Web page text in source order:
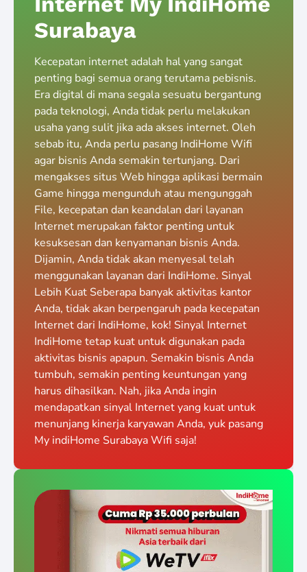
Surabaya
Kecepatan internet adalah hal yang sangat
penting bagi semua orang terutama pebisnis.
Era digital di mana segala sesuatu bergantung
pada teknologi, Anda tidak perlu melakukan
usaha yang sulit jika ada akses internet. Oleh
sebab itu, Anda perlu pasang IndiHome Wifi
agar bisnis Anda semakin tertunjang. Dari
mengakses situs Web hingga aplikasi bermain
Game hingga mengunduh atau mengunggah
File, kecepatan dan keandalan dari layanan
Internet merupakan faktor penting untuk
kesuksesan dan kenyamanan bisnis Anda.
Dijamin, Anda tidak akan menyesal telah
menggunakan layanan dari IndiHome. Sinyal
Lebih Kuat Seberapa banyak aktivitas kantor
Anda, tidak akan berpengaruh pada kecepatan
Internet dari IndiHome, kok! Sinyal Internet
IndiHome tetap kuat untuk digunakan pada
aktivitas bisnis apapun. Semakin bisnis Anda
tumbuh, semakin penting keuntungan yang
harus dihasilkan. Nah, jika Anda ingin
mendapatkan sinyal Internet yang kuat untuk
menunjang kinerja karyawan Anda, yuk pasang
My indiHome Surabaya Wifi saja!